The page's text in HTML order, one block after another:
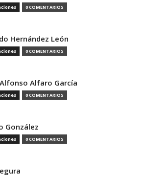
0 COMENTARIOS
Hernández León
0 COMENTARIOS
Alfaro García
0 COMENTARIOS
González
0 COMENTARIOS